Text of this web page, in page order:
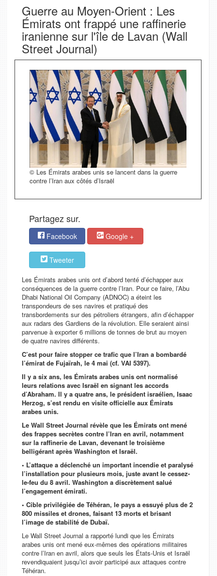
Guerre au Moyen-Orient : Les
Émirats ont frappé une raffinerie
iranienne sur l'île de Lavan (Wall
Street Journal)
© Les Émirats arabes unis se lancent dans la guerre
contre l’Iran aux côtés d’Israël
Partagez sur.
Facebook Google +
Tweeter
Les Émirats arabes unis ont d’abord tenté d’échapper aux
conséquences de la guerre contre l’Iran. Pour ce faire, l’Abu
Dhabi National Oil Company (ADNOC) a éteint les
transpondeurs de ses navires et pratiqué des
transbordements sur des pétroliers étrangers, afin d’échapper
aux radars des Gardiens de la révolution. Elle seraient ainsi
parvenue à exporter 6 millions de tonnes de brut au moyen
de quatre navires différents.
C’est pour faire stopper ce trafic que l’Iran a bombardé
l’émirat de Fujaïrah, le 4 mai (cf. VAI 5397).
Il y a six ans, les Émirats arabes unis ont normalisé
leurs relations avec Israël en signant les accords
d’Abraham. Il y a quatre ans, le président israélien, Isaac
Herzog, s’est rendu en visite officielle aux Émirats
arabes unis.
Le Wall Street Journal révèle que les Émirats ont mené
des frappes secrètes contre l’Iran en avril, notamment
sur la raffinerie de Lavan, devenant le troisième
belligérant après Washington et Israël.
• L’attaque a déclenché un important incendie et paralysé
l’installation pour plusieurs mois, juste avant le cessez-
le-feu du 8 avril. Washington a discrètement salué
l’engagement émirati.
• Cible privilégiée de Téhéran, le pays a essuyé plus de 2
800 missiles et drones, faisant 13 morts et brisant
l’image de stabilité de Dubaï.
Le Wall Street Journal a rapporté lundi que les Émirats
arabes unis ont mené eux-mêmes des opérations militaires
contre l’Iran en avril, alors que seuls les États-Unis et Israël
revendiquaient jusqu’ici avoir participé aux attaques contre
Téhéran.